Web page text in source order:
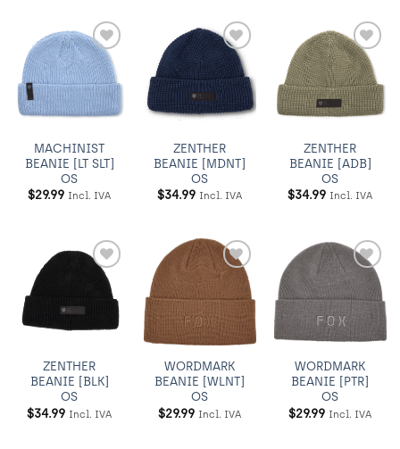
Añadir
a
Wishlist
MACHINIST
BEANIE [LT SLT]
OS
$29.99 Incl. IVA
Añadir
a
Wishlist
ZENTHER
BEANIE [MDNT]
OS
$34.99 Incl. IVA
Añadir
a
Wishlist
ZENTHER
BEANIE [ADB]
OS
$34.99 Incl. IVA
Añadir
Wishlist
ZENTHER
BEANIE [BLK]
OS
$34.99 Incl. IVA
Añadir
Wishlist
WORDMARK
BEANIE [WLNT]
OS
$29.99 Incl. IVA
Añadir
Wishlist
WORDMARK
BEANIE [PTR]
OS
$29.99 Incl. IVA